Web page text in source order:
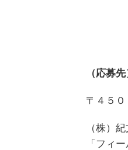
（応募先
〒４５
（株）
「フィ